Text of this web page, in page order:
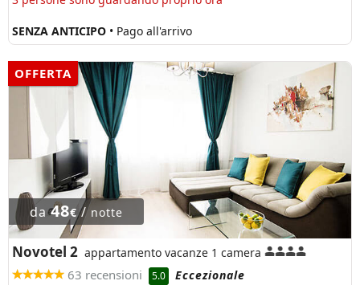
SENZA ANTICIPO • Pago all'arrivo
OFFERTA
da48€/notte
Novotel 2 appartamento vacanze 1 camera
63 recensioni 5.0
Eccezionale